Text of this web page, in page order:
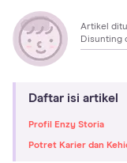
Artikel
Disunting
Daftar isi artikel
Profil Enzy Storia
Potret Karier dan